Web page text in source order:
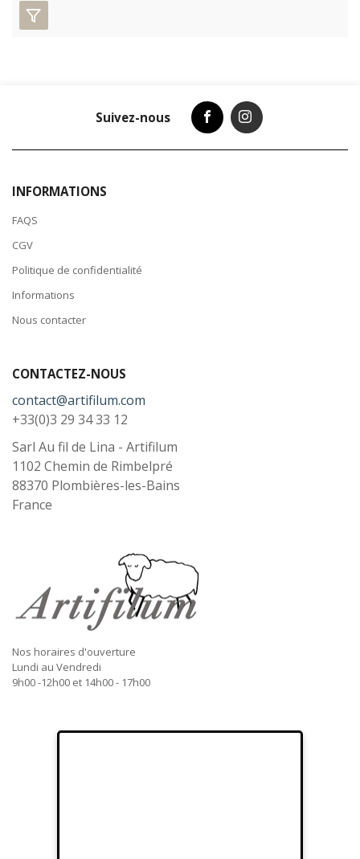
Suivez-nous
INFORMATIONS
FAQS
CGV
Politique de confidentialité
Informations
Nous contacter
CONTACTEZ-NOUS
contact@artifilum.com
+33(0)3 29 34 33 12
Sarl Au fil de Lina - Artifilum
1102 Chemin de Rimbelpré
88370 Plombières-les-Bains
France
Nos horaires d'ouverture
Lundi au Vendredi
9h00 -12h00 et 14h00 - 17h00